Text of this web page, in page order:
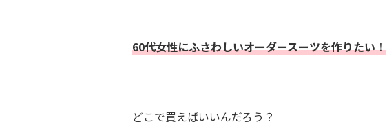
60代女性にふさわしいオーダースーツを作りたい！
どこで買えばいいんだろう？